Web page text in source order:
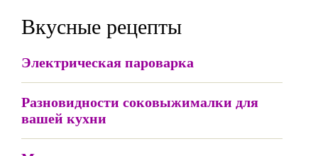
Вкусные рецепты
Электрическая пароварка
Разновидности соковыжималки для
вашей кухни